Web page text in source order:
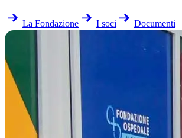
La Fondazione I soci Documenti